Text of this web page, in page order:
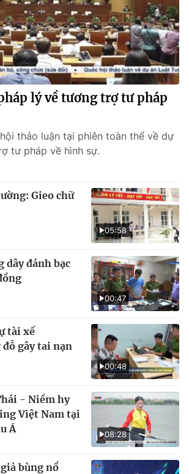
lý về tương trợ tư pháp
thảo luận tại phiên toàn thể về dự
tư pháp về hình sự.
05:58
Gieo chữ
00:47
dây đánh bạc
00:48
tài xế
gây tai nạn
08:28
- Niềm hy
Việt Nam tại
Á
bùng nổ